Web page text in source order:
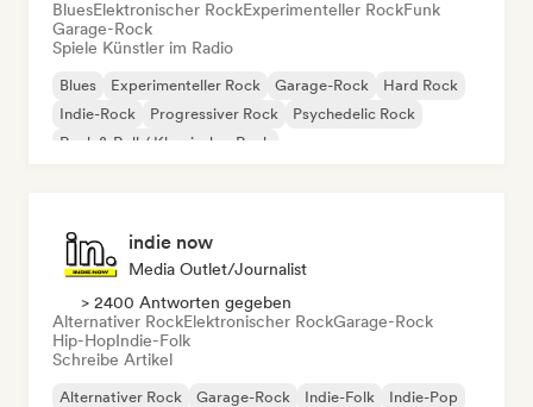
BluesElektronischer RockExperimenteller RockFunk
Garage-Rock
Spiele Künstler im Radio
Blues Experimenteller Rock Garage-Rock
Hard Rock
Indie-Rock
Progressiver Rock
Psychedelic Rock
Rock & Roll / Klassischer Rock
indie now
Media Outlet/Journalist
> 2400 Antworten gegeben
Alternativer RockElektronischer RockGarage-Rock
Hip-HopIndie-Folk
Schreibe Artikel
Alternativer Rock Garage-Rock Indie-Folk
Indie-Pop